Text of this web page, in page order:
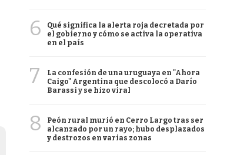
6
Qué significa la alerta roja decretada por
el gobierno y cómo se activa la operativa
en el país
7
La confesión de una uruguaya en "Ahora
Caigo" Argentina que descolocó a Darío
Barassi y se hizo viral
8
Peón rural murió en Cerro Largo tras ser
alcanzado por un rayo; hubo desplazados
y destrozos en varias zonas